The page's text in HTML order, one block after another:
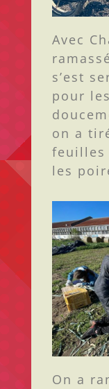
Avec
s’est
pour
on a
feuilles
les
On a